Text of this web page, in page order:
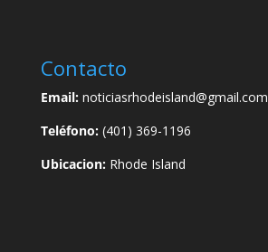
Contacto
Email:noticiasrhodeisland@gmail.com
Teléfono:(401) 369-1196
Ubicacion:Rhode Island